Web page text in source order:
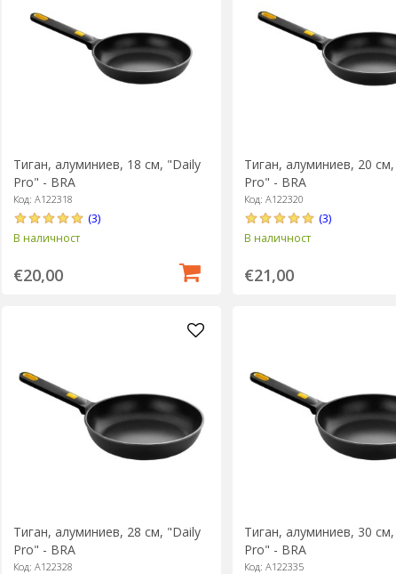
Тиган, алуминиев, 18 см, "Daily
Pro" - BRA
Код: A122318
(3)
В наличност
€20,00
Тиган, алуминиев, 20
Pro" - BRA
Код: A122320
(3)
В наличност
€21,00
Тиган, алуминиев, 28 см, "Daily
Pro" - BRA
Код: A122328
Тиган, алуминиев, 30
Pro" - BRA
Код: A122335